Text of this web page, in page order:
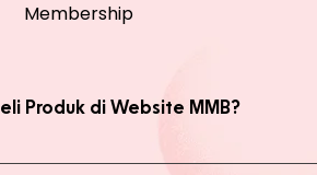
Membership
Produk di Website MMB?
website, yaitu produk Member dan Non